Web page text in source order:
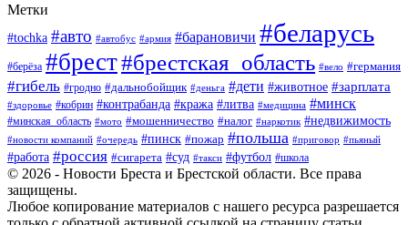
Метки
#tochka #авто #автобус #армия #барановичи #беларусь
#берёза #брест#брестская_область #вело #германия
#гибель #гродно #дальнобойщик #деньга #дети #животное #зарплата
#здоровье #кобрин #контрабанда #кража #литва #медицина #минск
#минская_область #мото #мошенничество #налог #наркотик #недвижимость
#новости компаний #очередь #пинск #пожар #польша #приговор #пьяный
#работа #россия #сигарета #суд #такси #футбол #школа
© 2026 - Новости Бреста и Брестской области. Все права
защищены.
Любое копирование материалов с нашего ресурса разрешается